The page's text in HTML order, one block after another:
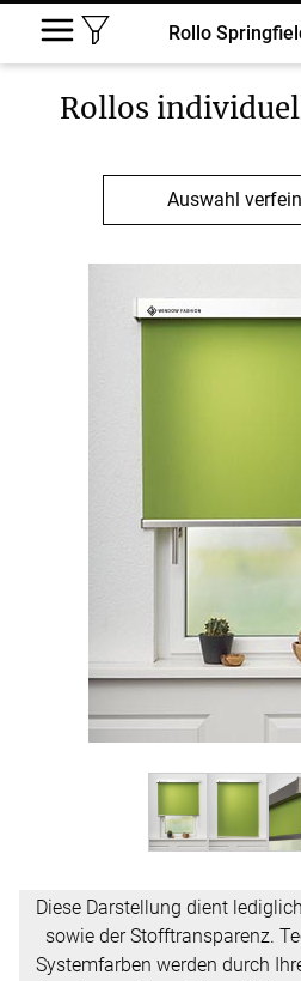
Rollo
Rollos
Auswahl
Diese Darstellung dient
sowie der Stofftransparenz.
Systemfarben werden durch